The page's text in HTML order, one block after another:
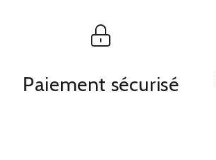
Paiement sécurisé